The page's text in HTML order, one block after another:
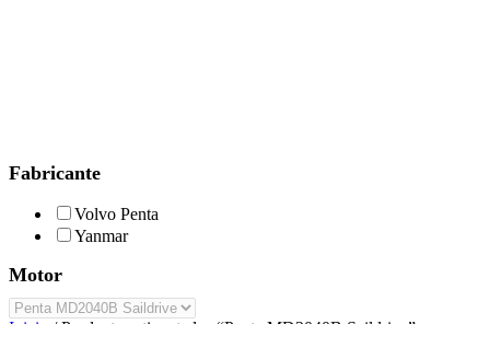
Fabricante
Volvo Penta
Yanmar
Motor
Inicio / Productos etiquetados “Penta MD2040B Saildrive”